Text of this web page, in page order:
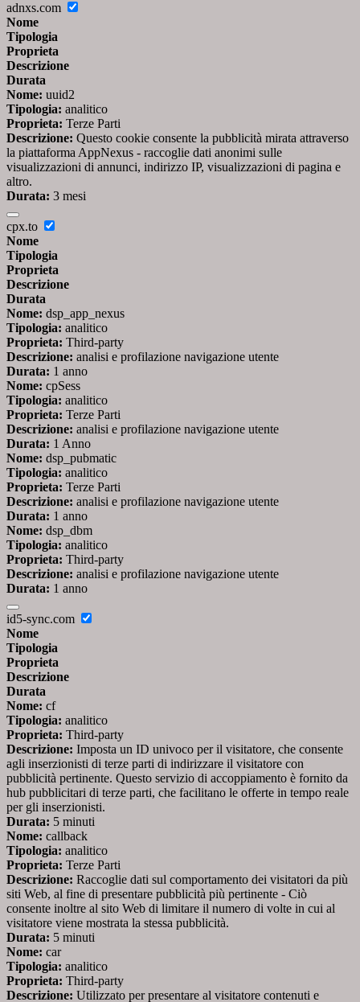
adnxs.com
Nome
Tipologia
Proprieta
Descrizione
Durata
Nome: uuid2
Tipologia: analitico
Proprieta: Terze Parti
Descrizione: Questo cookie consente la pubblicità mirata attraverso
la piattaforma AppNexus - raccoglie dati anonimi sulle
visualizzazioni di annunci, indirizzo IP, visualizzazioni di pagina e
altro.
Durata: 3 mesi
cpx.to
Nome
Tipologia
Proprieta
Descrizione
Durata
Nome: dsp_app_nexus
Tipologia: analitico
Proprieta: Third-party
Descrizione: analisi e profilazione navigazione utente
Durata: 1 anno
Nome: cpSess
Tipologia: analitico
Proprieta: Terze Parti
Descrizione: analisi e profilazione navigazione utente
Durata: 1 Anno
Nome: dsp_pubmatic
Tipologia: analitico
Proprieta: Terze Parti
Descrizione: analisi e profilazione navigazione utente
Durata: 1 anno
Nome: dsp_dbm
Tipologia: analitico
Proprieta: Third-party
Descrizione: analisi e profilazione navigazione utente
Durata: 1 anno
id5-sync.com
Nome
Tipologia
Proprieta
Descrizione
Durata
Nome: cf
Tipologia: analitico
Proprieta: Third-party
Descrizione: Imposta un ID univoco per il visitatore, che consente
agli inserzionisti di terze parti di indirizzare il visitatore con
pubblicità pertinente. Questo servizio di accoppiamento è fornito da
hub pubblicitari di terze parti, che facilitano le offerte in tempo reale
per gli inserzionisti.
Durata: 5 minuti
Nome: callback
Tipologia: analitico
Proprieta: Terze Parti
Descrizione: Raccoglie dati sul comportamento dei visitatori da più
siti Web, al fine di presentare pubblicità più pertinente - Ciò
consente inoltre al sito Web di limitare il numero di volte in cui al
visitatore viene mostrata la stessa pubblicità.
Durata: 5 minuti
Nome: car
Tipologia: analitico
Proprieta: Third-party
Descrizione: Utilizzato per presentare al visitatore contenuti e